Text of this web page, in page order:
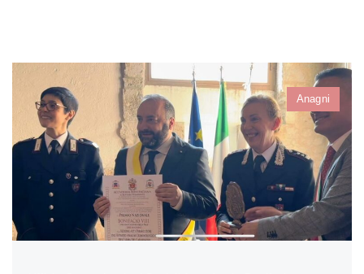
Anagni